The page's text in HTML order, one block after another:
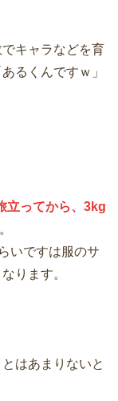
キャラなどを育
るくんですｗ」
立ってから、3kg
。
いですは服のサ
ります。
はあまりないと